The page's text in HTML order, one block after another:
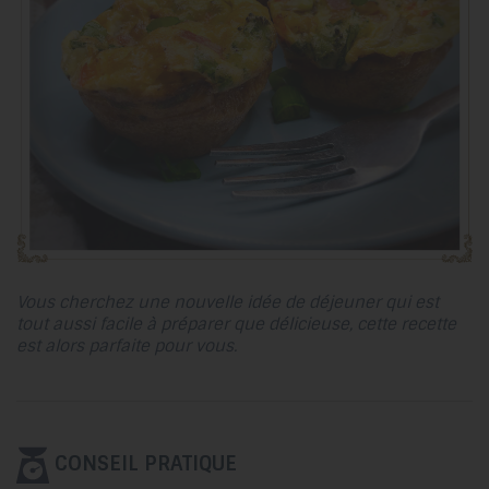
Vous cherchez une nouvelle idée de déjeuner qui est
tout aussi facile à préparer que délicieuse, cette recette
est alors parfaite pour vous.
CONSEIL PRATIQUE